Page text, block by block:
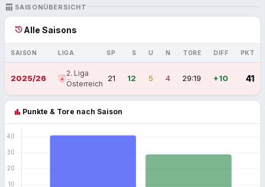
TABLE_CHART SAISONÜBERSICHT
historyAlle Saisons
SAISON LIGA SP S U N TORE DIFF PKT
2025/26
2. Liga
Österreich
21 12 5 4 29:19 +10 41
bar_chart Punkte & Tore nach Saison